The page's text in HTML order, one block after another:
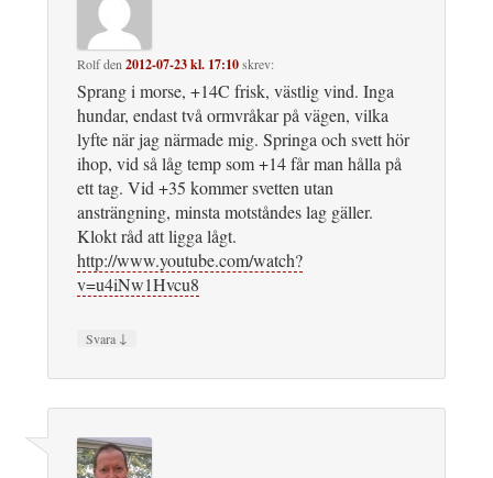
Rolfden2012-07-23 kl. 17:10skrev:
Sprang i morse, +14C frisk, västlig vind. Inga
hundar, endast två ormvråkar på vägen, vilka
lyfte när jag närmade mig. Springa och svett hör
ihop, vid så låg temp som +14 får man hålla på
ett tag. Vid +35 kommer svetten utan
ansträngning, minsta motståndes lag gäller.
Klokt råd att ligga lågt.
http://www.youtube.com/watch?
v=u4iNw1Hvcu8
Svara ↓